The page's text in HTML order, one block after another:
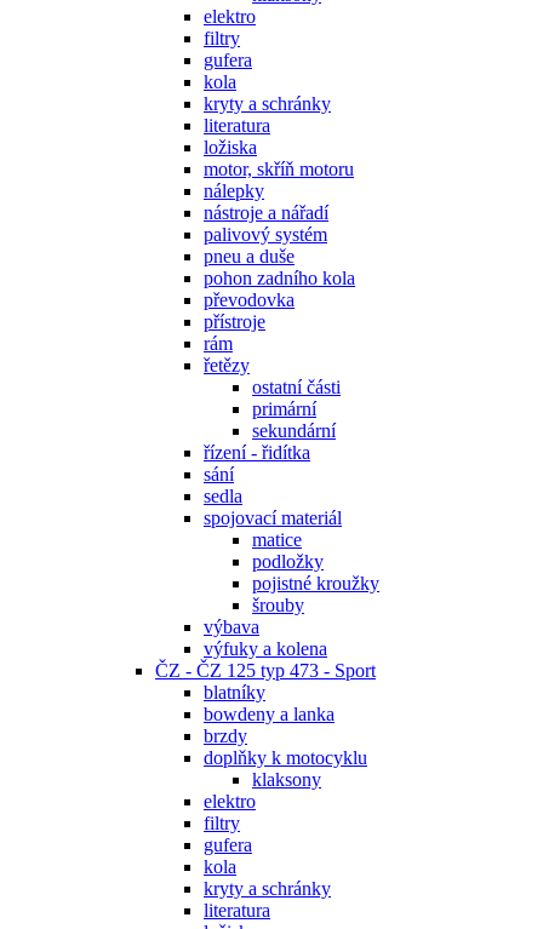
elektro
filtry
gufera
kola
kryty a schránky
literatura
ložiska
motor, skříň motoru
nálepky
nástroje a nářadí
palivový systém
pneu a duše
pohon zadního kola
převodovka
přístroje
rám
řetězy
ostatní části
primární
sekundární
řízení - řidítka
sání
sedla
spojovací materiál
matice
podložky
pojistné kroužky
šrouby
výbava
výfuky a kolena
ČZ - ČZ 125 typ 473 - Sport
blatníky
bowdeny a lanka
brzdy
doplňky k motocyklu
klaksony
elektro
filtry
gufera
kola
kryty a schránky
literatura